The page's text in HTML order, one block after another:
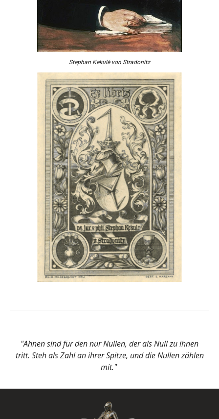
Stephan Kekulé von Stradonitz
"Ahnen sind für den nur Nullen, der als Null zu ihnen
tritt. Steh als Zahl an ihrer Spitze, und die Nullen zählen
mit."